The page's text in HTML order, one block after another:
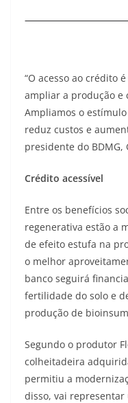
“O acesso ao crédito
ampliar a produção e
Ampliamos o
reduz custos e
presidente do BDMG,
Crédito acessível
Entre os benefícios
regenerativa estão a
de efeito estufa na
o melhor
banco seguirá
fertilidade do solo e
produção de
Segundo o produtor
colheitadeira
permitiu a
disso, vai